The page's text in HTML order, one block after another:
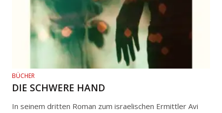
BÜCHER
DIE SCHWERE HAND
In seinem dritten Roman zum israelischen Ermittler Avi